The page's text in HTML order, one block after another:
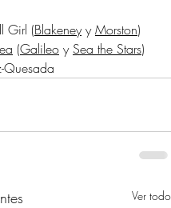
Girl (Blakeney y Morston)
(Galileo y Sea the Stars)
Quesada
Ver todo